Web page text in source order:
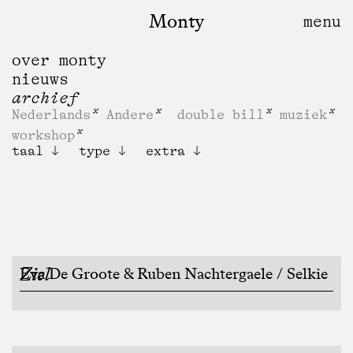
Monty
over monty
nieuws
archief
Nederlands Andere double bill
muziek
workshop
taal
type extra
Ziel
Eva De Groote & Ruben Nachtergaele / Selkie